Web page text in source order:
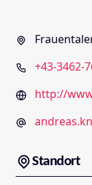
+43-3462-
http://
Standort